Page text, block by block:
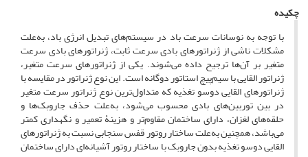
چکیده
با توجه به نوسانات سرعت باد در سیستم‌های تبدیل انرژی باد، به‌علت
مشکلات ناشی از ‌ژنراتورهای بادی سرعت ثابت، ژنراتور‌های بادی سرعت
متغیر بر آن‌ها ترجیح داده می‌شوند. یکی از ‌ژنراتور‌های سرعت متغیر،
ژنراتور القایی با سیم‌پیچ استاتور دوگانه است. این نوع ژنراتور در مقایسه با
ژنراتور‌های القایی دوسو تغذیه که متداول‌ترین نوع ژنراتور سرعت متغیر
در بین توربین‌های بادی محسوب می‌شود، به‌علت حذف جاروبک‌ها و
حلقه‌های لغزان، دارای ساختمان مقاوم‌تر و هزینۀ تعمیر و نگهداری کمتر
می‌باشد، همچنین به‌علت ساختار روتور قفس سنجابی نسبت به ژنراتورهای
القایی دوسو تغذیه بدون جاروبک با ساختار روتور آشیانه‌ای دارای ساختمان